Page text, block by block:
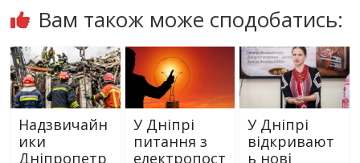
Вам також може сподобатись:
Надзвичайн
ики
Дніпропетр
У Дніпрі
питання з
електропост
У Дніпрі
відкривают
ь нові